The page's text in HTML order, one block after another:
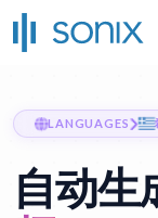
LANGUAGES
自动生